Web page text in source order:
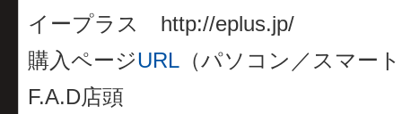
イープラス http://eplus.jp/
購入ページURL （パソコン／スマー
F.A.D店頭